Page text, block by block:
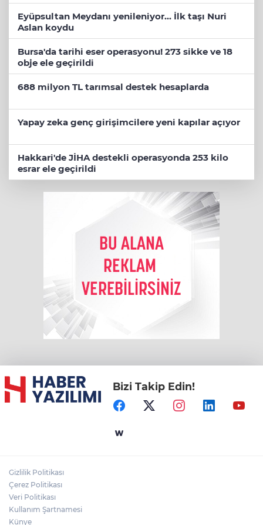
Eyüpsultan Meydanı yenileniyor... İlk taşı Nuri
Aslan koydu
Bursa'da tarihi eser operasyonu! 273 sikke ve 18
obje ele geçirildi
688 milyon TL tarımsal destek hesaplarda
Yapay zeka genç girişimcilere yeni kapılar açıyor
Hakkari'de JİHA destekli operasyonda 253 kilo
esrar ele geçirildi
Bizi Takip Edin!
Gizlilik Politikası
Çerez Politikası
Veri Politikası
Kullanım Şartnamesi
Künye